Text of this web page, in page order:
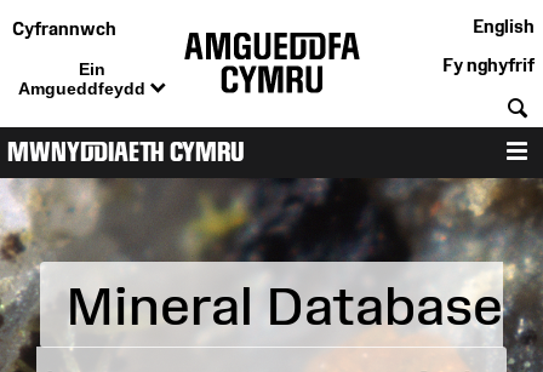
Cyfrannwch
Ein
Amgueddfeydd
English
Fy nghyfrif
MWNYDDIAETH CYMRU
Mineral Database